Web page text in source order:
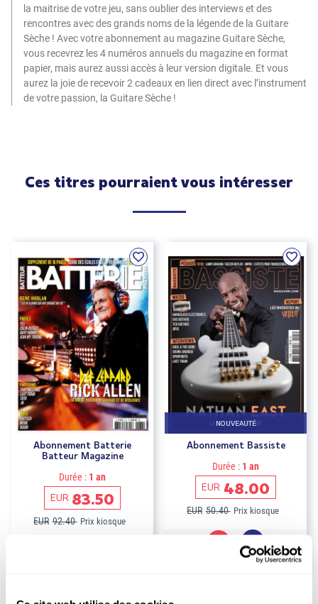
la maitrise de votre jeu, sans oublier des interviews et des
rencontres avec des grands noms de la légende de la Guitare
Sèche ! Avec votre abonnement au magazine Guitare Sèche,
vous recevrez les 4 numéros annuels du magazine en format
papier, mais aurez aussi accès à leur version digitale. Et vous
aurez la joie de recevoir 2 cadeaux en lien direct avec l’instrument
de votre passion, la Guitare Sèche !
Ces titres pourraient vous intéresser
Abonnement Batterie
Batteur Magazine
Durée : 1 an
EUR 83.50
EUR 92.40 Prix kiosque
NOUVEAUTÉ
Abonnement Bassiste
Durée : 1 an
EUR 48.00
EUR 50.40 Prix kiosque